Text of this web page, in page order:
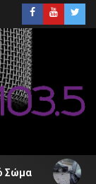
ΕΛ.ΑΣ.